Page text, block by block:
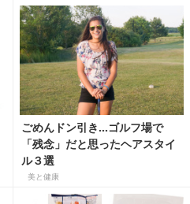
ごめんドン引き…ゴルフ場で
「残念」だと思ったヘアスタイ
ル３選
美と健康